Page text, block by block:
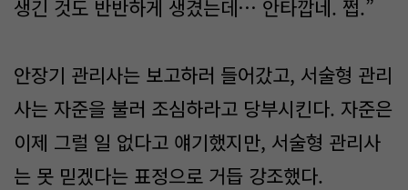
생긴 것도 반반하게 생겼는데… 안타깝네. 쩝.”
안장기 관리사는 보고하러 들어갔고, 서술형 관리
사는 자준을 불러 조심하라고 당부시킨다. 자준은
이제 그럴 일 없다고 얘기했지만, 서술형 관리사
는 못 믿겠다는 표정으로 거듭 강조했다.